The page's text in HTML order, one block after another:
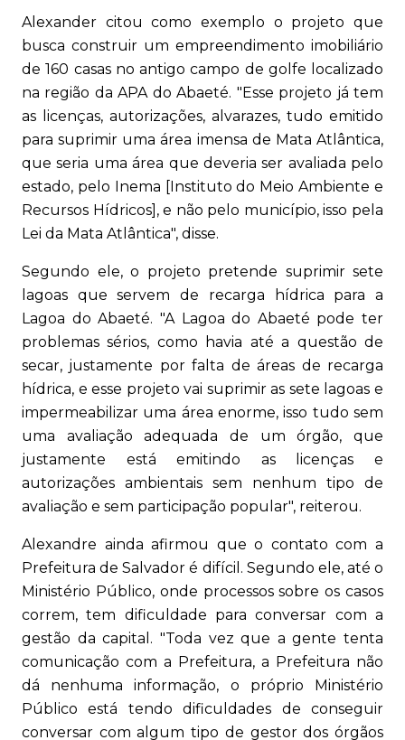
Alexander citou como exemplo o projeto que
busca construir um empreendimento imobiliário
de 160 casas no antigo campo de golfe localizado
na região da APA do Abaeté. "Esse projeto já tem
as licenças, autorizações, alvarazes, tudo emitido
para suprimir uma área imensa de Mata Atlântica,
que seria uma área que deveria ser avaliada pelo
estado, pelo Inema [Instituto do Meio Ambiente e
Recursos Hídricos], e não pelo município, isso pela
Lei da Mata Atlântica", disse.
Segundo ele, o projeto pretende suprimir sete
lagoas que servem de recarga hídrica para a
Lagoa do Abaeté. "A Lagoa do Abaeté pode ter
problemas sérios, como havia até a questão de
secar, justamente por falta de áreas de recarga
hídrica, e esse projeto vai suprimir as sete lagoas e
impermeabilizar uma área enorme, isso tudo sem
uma avaliação adequada de um órgão, que
justamente está emitindo as licenças e
autorizações ambientais sem nenhum tipo de
avaliação e sem participação popular", reiterou.
Alexandre ainda afirmou que o contato com a
Prefeitura de Salvador é difícil. Segundo ele, até o
Ministério Público, onde processos sobre os casos
correm, tem dificuldade para conversar com a
gestão da capital. "Toda vez que a gente tenta
comunicação com a Prefeitura, a Prefeitura não
dá nenhuma informação, o próprio Ministério
Público está tendo dificuldades de conseguir
conversar com algum tipo de gestor dos órgãos